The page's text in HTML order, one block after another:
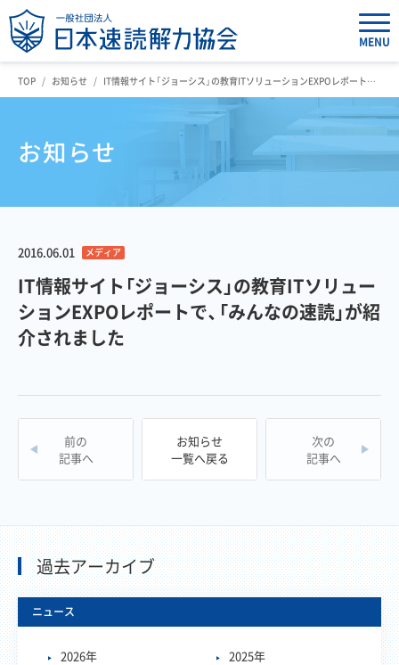
MENU
TOP お知らせ IT情報サイト「ジョーシス」の教育ITソリューションEXPOレポートで、「みんなの速読」が紹介されました
お知らせ
2016.06.01 メディア
IT情報サイト「ジョーシス」の教育ITソリュー
ションEXPOレポートで、「みんなの速読」が紹
介されました
前の
記事へ
お知らせ
一覧へ戻る
次の
記事へ
過去アーカイブ
ニュース
2026年 2025年